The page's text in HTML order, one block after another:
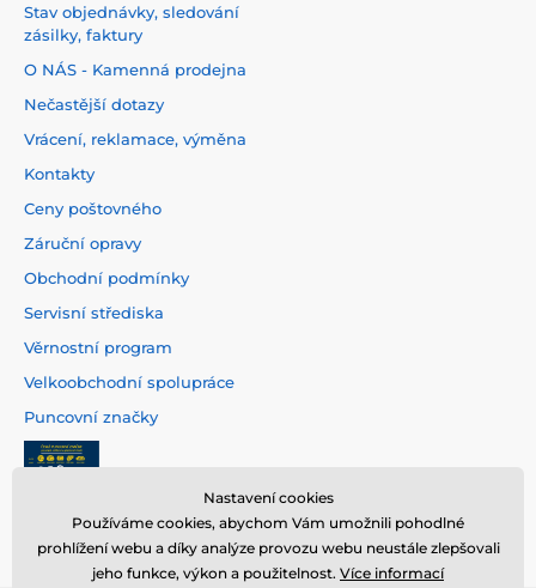
Stav objednávky, sledování
zásilky, faktury
O NÁS - Kamenná prodejna
Nečastější dotazy
Vrácení, reklamace, výměna
Kontakty
Ceny poštovného
Záruční opravy
Obchodní podmínky
Servisní střediska
Věrnostní program
Velkoobchodní spolupráce
Puncovní značky
Nastavení cookies
Používáme cookies, abychom Vám umožnili pohodlné
prohlížení webu a díky analýze provozu webu neustále zlepšovali
jeho funkce, výkon a použitelnost. Více informací